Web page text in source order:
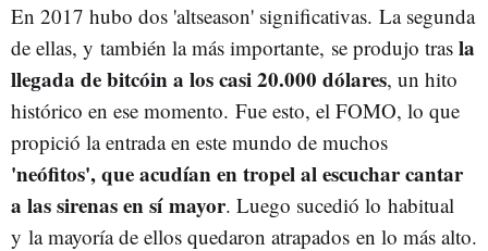
En 2017 hubo dos 'altseason' significativas. La segunda
de ellas, y también la más importante, se produjo tras la
llegada de bitcóin a los casi 20.000 dólares, un hito
histórico en ese momento. Fue esto, el FOMO, lo que
propició la entrada en este mundo de muchos
'neófitos', que acudían en tropel al escuchar cantar
a las sirenas en sí mayor. Luego sucedió lo habitual
y la mayoría de ellos quedaron atrapados en lo más alto.